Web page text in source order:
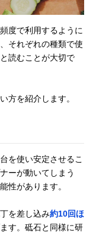
度で利用するように
それぞれの種類で使
読むことが大切で
方を紹介します。
を使い安定させるこ
ーが動いてしまう
性があります。
を差し込み約10回ほ
す。砥石と同様に研